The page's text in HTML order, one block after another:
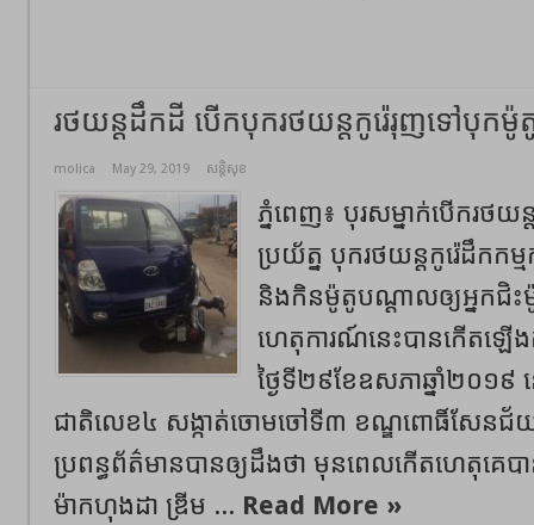
រថយន្តដឹកដី បើកបុករថយន្តកូរ៉េរុញទៅបុក
molica May 29, 2019 សន្តិសុខ
ភ្នំពេញ​៖​ បុរសម្នាក់បើករថ
ប្រយ័ត្ន បុករថយន្តកូរ៉េដឹកកម្
និងកិនម៉ូតូបណ្តាលឲ្យអ្នកជិះ
ហេតុការណ៍​នេះបានកើតឡ
ថ្ងៃទី២៩ខែឧសភា​ឆ្នាំ២០១៩​
ជាតិលេខ៤​ សង្កាត់ចោមចៅទី៣​ ខណ្ឌពោធិ៍សែនជ័យ​
ប្រពន្ធព័ត៌មានបានឲ្យដឹងថា​ មុនពេលកើតហេតុគ
ម៉ាកហុងដា ឌ្រីម ... Read More »